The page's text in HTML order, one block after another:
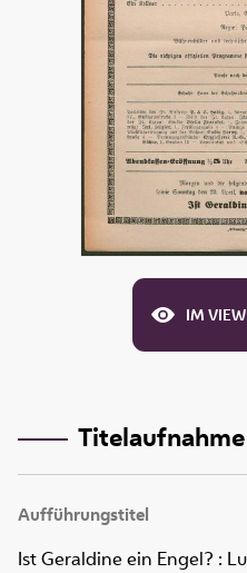
IM
Titelaufnahme
Aufführungstitel
Ist Geraldine ein Engel? :